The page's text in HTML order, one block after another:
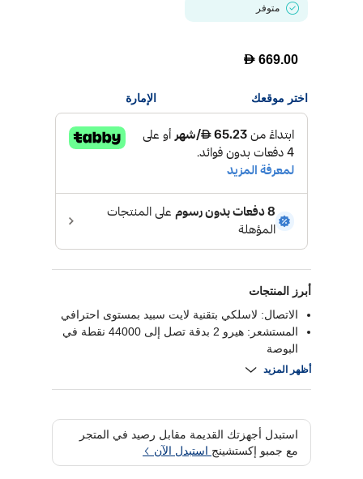
متوفر
D 669.00
اختر موقعك الإمارة
أبرز المنتجات
الاتصال: لاسلكي بتقنية لايت سبيد بمستوى احترافي
المستشعر: هيرو 2 بدقة تصل إلى 44000 نقطة في
البوصة
الوزن: حوالي 60 جراما بتصميم فائق الخفة
أظهر المزيد
استبدل أجهزتك القديمة مقابل رصيد في المتجر
مع جمبو إكستشينج استبدل الآن